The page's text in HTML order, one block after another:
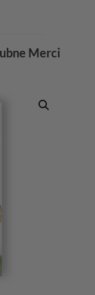
Merci